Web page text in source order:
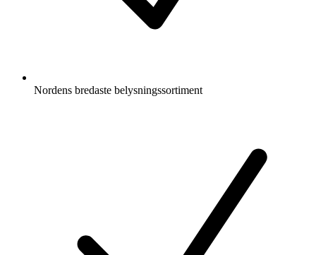
Nordens bredaste belysningssortiment